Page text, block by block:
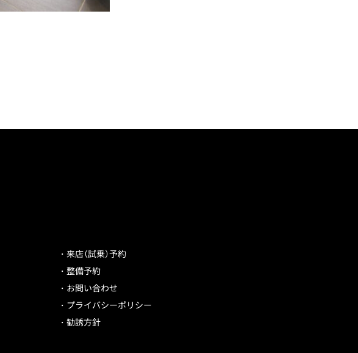
来店（試乗）予約
整備予約
お問い合わせ
プライバシーポリシー
勧誘方針